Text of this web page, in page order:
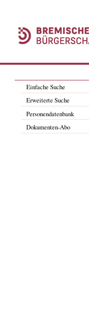
Einfache Suche
Erweiterte Suche
Personendatenbank
Dokumenten-Abo